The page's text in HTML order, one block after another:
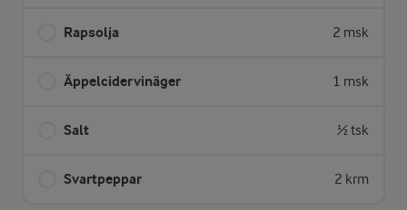
Rapsolja 2 msk
Äppelcidervinäger 1 msk
Salt ½ tsk
Svartpeppar 2 krm